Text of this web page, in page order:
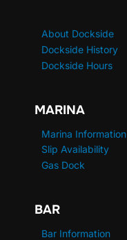
About Dockside
Dockside History
Dockside Hours
MARINA
Marina Information
Slip Availability
Gas Dock
BAR
Bar Information